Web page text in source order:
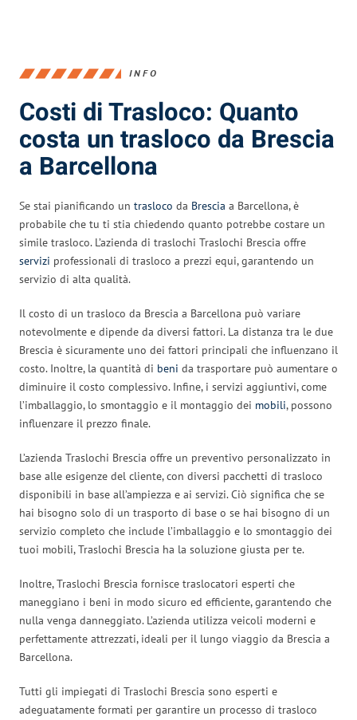
INFO
Costi di Trasloco: Quanto
costa un trasloco da Brescia
a Barcellona
Se stai pianificando un trasloco da Brescia a Barcellona, è
probabile che tu ti stia chiedendo quanto potrebbe costare un
simile trasloco. L’azienda di traslochi Traslochi Brescia offre
servizi professionali di trasloco a prezzi equi, garantendo un
servizio di alta qualità.
Il costo di un trasloco da Brescia a Barcellona può variare
notevolmente e dipende da diversi fattori. La distanza tra le due
Brescia è sicuramente uno dei fattori principali che influenzano il
costo. Inoltre, la quantità di beni da trasportare può aumentare o
diminuire il costo complessivo. Infine, i servizi aggiuntivi, come
l’imballaggio, lo smontaggio e il montaggio dei mobili, possono
influenzare il prezzo finale.
L’azienda Traslochi Brescia offre un preventivo personalizzato in
base alle esigenze del cliente, con diversi pacchetti di trasloco
disponibili in base all’ampiezza e ai servizi. Ciò significa che se
hai bisogno solo di un trasporto di base o se hai bisogno di un
servizio completo che include l’imballaggio e lo smontaggio dei
tuoi mobili, Traslochi Brescia ha la soluzione giusta per te.
Inoltre, Traslochi Brescia fornisce traslocatori esperti che
maneggiano i beni in modo sicuro ed efficiente, garantendo che
nulla venga danneggiato. L’azienda utilizza veicoli moderni e
perfettamente attrezzati, ideali per il lungo viaggio da Brescia a
Barcellona.
Tutti gli impiegati di Traslochi Brescia sono esperti e
adeguatamente formati per garantire un processo di trasloco